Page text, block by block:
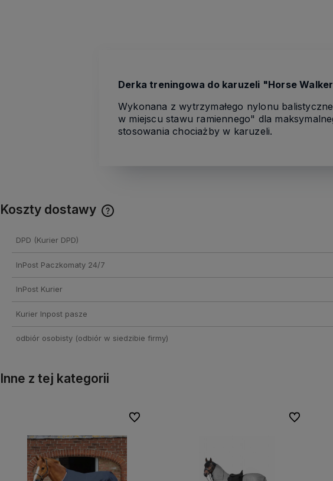
Derka treningowa do karuzeli "Horse
Wykonana z wytrzymałego nylonu
w miejscu stawu ramiennego" dla
stosowania chociażby w karuzeli.
Koszty dostawy
DPD (Kurier DPD)
InPost Paczkomaty 24/7
InPost Kurier
Kurier Inpost pasze
odbiór osobisty(odbiór w siedzibie firmy)
Inne z tej kategorii
Do ulubionych
Do ulubionych Do
Do